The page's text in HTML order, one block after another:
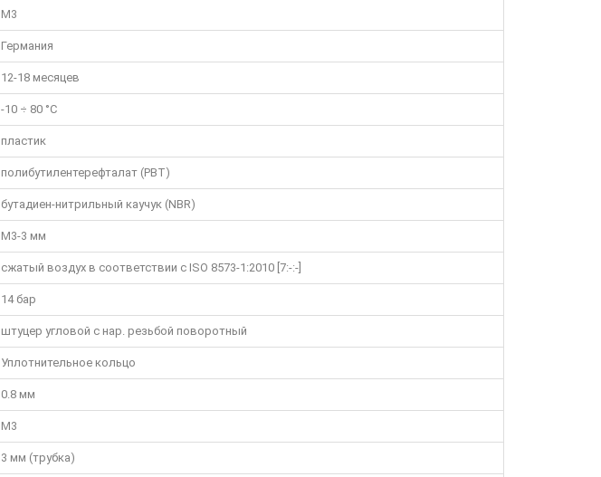
M3
Германия
12-18 месяцев
-10 ÷ 80 °C
пластик
полибутилентерефталат (PBT)
бутадиен-нитрильный каучук (NBR)
M3-3 мм
сжатый воздух в соответствии с ISO 8573-1:2010 [7:-:-]
14 бар
штуцер угловой с нар. резьбой поворотный
Уплотнительное кольцо
0.8 мм
M3
3 мм (трубка)